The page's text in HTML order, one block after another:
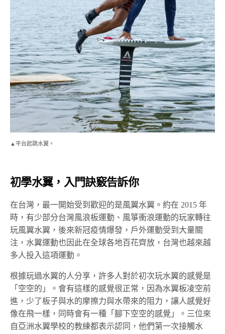
▲平台起跳水翼。
初學水翼，入門訣竅告訴你
在台灣，最一開始受到歡迎的是風翼水翼。約在 2015 年
時，有少部分台灣風浪板運動、風箏衝浪運動的玩家轉往
玩風翼水翼，後來新冠疫情爆發，戶外運動受到大量關
注，水翼運動也因此在全球各地百花齊放，台灣也越來越
多人投入這項運動。
根據玩過水翼的人分享，許多人對於初次玩水翼的感覺是
「空空的」。會有這樣的感覺很正常，因為水翼板凌空前
進，少了板子與水的摩擦力與水帶來的阻力，讓人感覺好
像在飛一樣，同時會有一種「腳下空空的感覺」。三位來
自亞洲水翼學校的教練都表示認同，他們第一次接觸水